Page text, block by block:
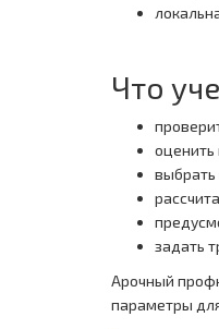
Что
оценить
выбрать
задать
Арочный
параметры